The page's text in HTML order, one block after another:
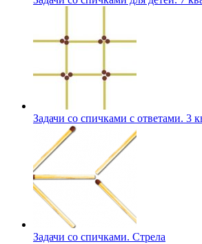
Задачи со спичками с ответами. 3
Задачи со спичками. Стрела